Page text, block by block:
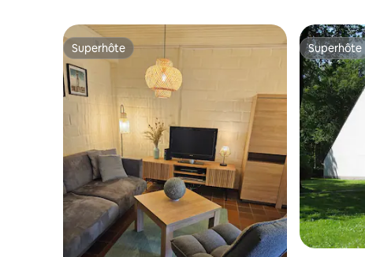
Superhôte
Superhôte Superhôte
Superhôte